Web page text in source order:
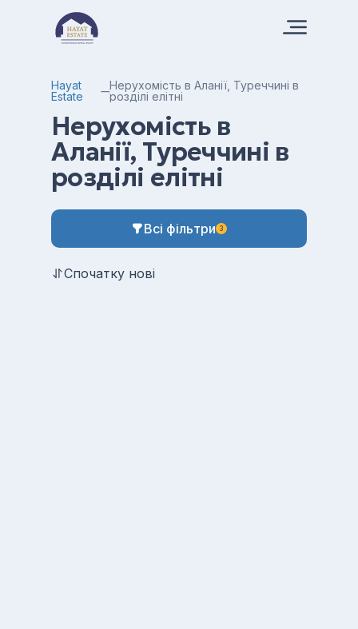
Hayat
Estate
Нерухомість в Аланії, Туреччині в
розділі елітні
Нерухомість в
Аланії, Туреччині в
розділі елітні
Всі фільтри 3
Спочатку нові